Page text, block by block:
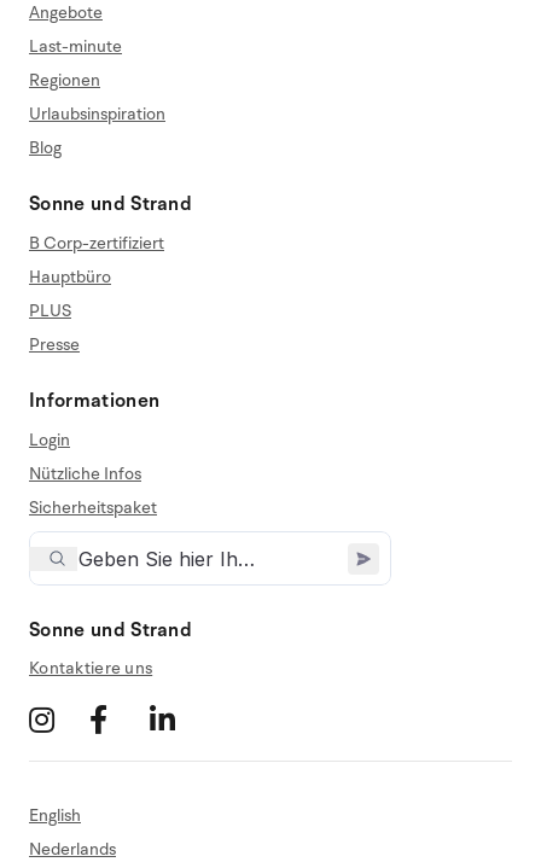
Angebote
Last-minute
Regionen
Urlaubsinspiration
Blog
Sonne und Strand
B Corp-zertifiziert
Hauptbüro
PLUS
Presse
Informationen
Login
Nützliche Infos
Sicherheitspaket
Sonne und Strand
Kontaktiere uns
English
Nederlands